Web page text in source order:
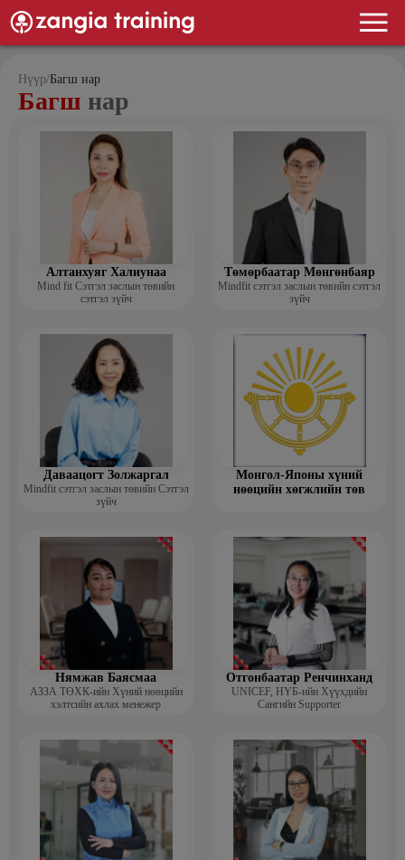
Нүүр/Багш нар
Багш нар
Алтанхуяг Халиунаа
Mind fit Сэтгэл заслын төвийн
сэтгэл зүйч
Төмөрбаатар Мөнгөнбаяр
Mindfit сэтгэл заслын төвийн сэтгэл
зүйч
Даваацогт Золжаргал
Mindfit сэтгэл заслын төвийн Сэтгэл
зүйч
Монгол-Японы хүний
нөөцийн хөгжлийн төв
Нямжав Баясмаа
АЗЗА ТӨХК-ийн Хүний нөөцийн
хэлтсийн ахлах менежер
Отгонбаатар Ренчинханд
UNIСЕF, НҮБ-ийн Хүүхдийн
Сангийн Supporter